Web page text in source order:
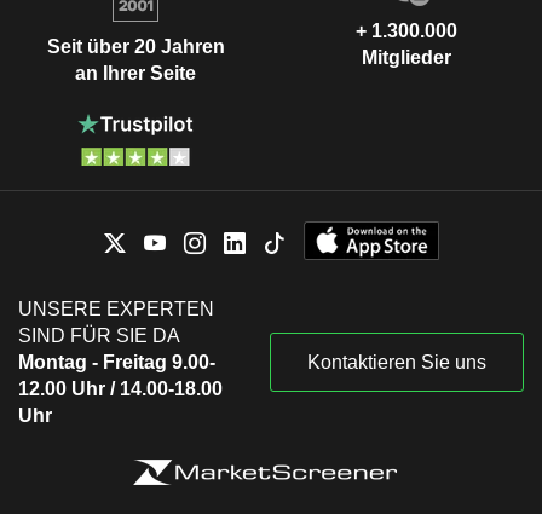
Seit über 20 Jahren
an Ihrer Seite
+ 1.300.000
Mitglieder
UNSERE EXPERTEN
SIND FÜR SIE DA
Montag - Freitag 9.00-
12.00 Uhr / 14.00-18.00
Uhr
Kontaktieren Sie uns